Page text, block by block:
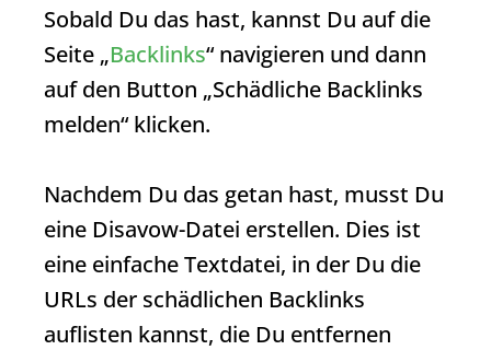
Sobald Du das hast, kannst Du auf die
Seite „Backlinks“ navigieren und dann
auf den Button „Schädliche Backlinks
melden“ klicken.
Nachdem Du das getan hast, musst Du
eine Disavow-Datei erstellen. Dies ist
eine einfache Textdatei, in der Du die
URLs der schädlichen Backlinks
auflisten kannst, die Du entfernen